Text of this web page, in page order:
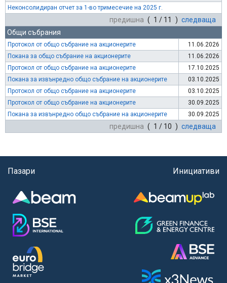
Неконсолидиран отчет за 1-во тримесечие на 2025 г.
предишна ( 1 / 11 ) следваща
Общи събрания
Протокол от общо събрание на акционерите
11.06.2026
Покана за общо събрание на акционерите
11.06.2026
Протокол от общо събрание на акционерите
17.10.2025
Покана за извънредно общо събрание на акционерите
03.10.2025
Протокол от общо събрание на акционерите
03.10.2025
Протокол от общо събрание на акционерите
30.09.2025
Покана за извънредно общо събрание на акционерите
30.09.2025
предишна ( 1 / 10 ) следваща
Пазари Инициативи